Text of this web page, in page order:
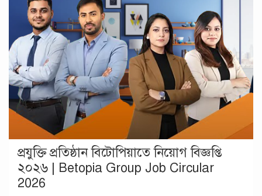
প্রযুক্তি প্রতিষ্ঠান বিটোপিয়াতে নিয়োগ বিজ্ঞপ্তি
২০২৬ | Betopia Group Job Circular
2026